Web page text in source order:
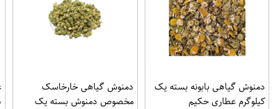
دمنوش گیاهی بابونه بسته یک
کیلوگرم عطاری حکیم
دمنوش گیاهی خارخاسک
مخصوص دمنوش بسته یک